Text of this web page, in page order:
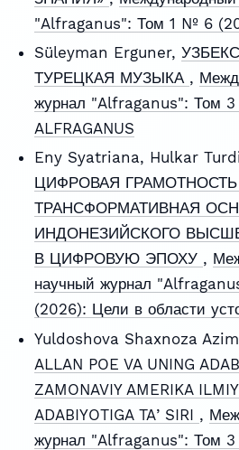
"Alfraganus": Том 1 № 6
Süleyman Erguner,
ТУРЕЦКАЯ МУЗЫКА ,
журнал "Alfraganus": Том
ALFRAGANUS
Eny Syatriana, Hulkar
ЦИФРОВАЯ ГРАМОТНОСТЬ
ТРАНСФОРМАТИВНАЯ
ИНДОНЕЗИЙСКОГО
В ЦИФРОВУЮ ЭПОХУ ,
научный журнал
(2026): Цели в области
Yuldoshova Shaxnoza
ALLAN POE VA UNING
ZAMONAVIY AMERIKA
ADABIYOTIGA TAʼSIRI ,
журнал "Alfraganus": Том